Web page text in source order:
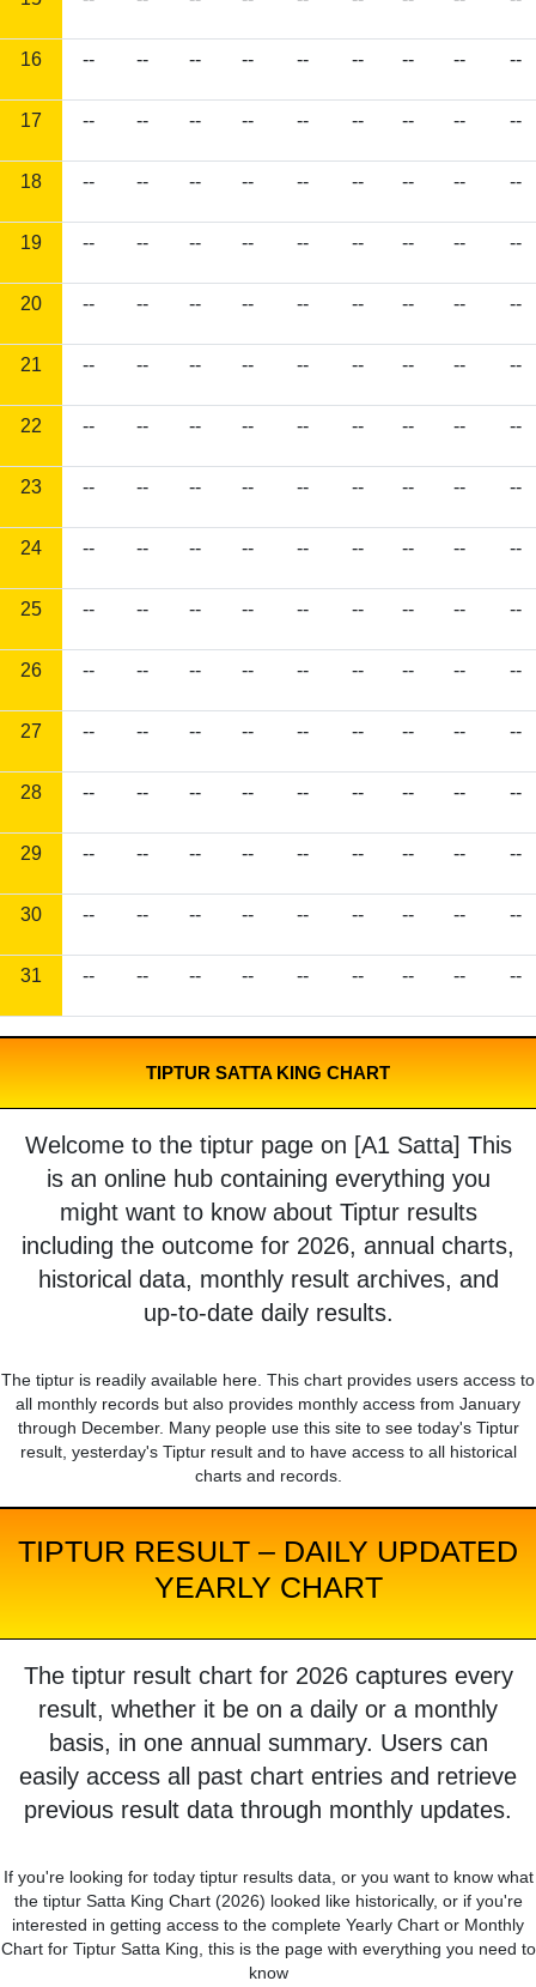
16 -- -- -- -- -- -- -- -- --
17 -- -- -- -- -- -- -- -- --
18 -- -- -- -- -- -- -- -- --
19 -- -- -- -- -- -- -- -- --
20 -- -- -- -- -- -- -- -- --
21 -- -- -- -- -- -- -- -- --
22 -- -- -- -- -- -- -- -- --
23 -- -- -- -- -- -- -- -- --
24 -- -- -- -- -- -- -- -- --
25 -- -- -- -- -- -- -- -- --
26 -- -- -- -- -- -- -- -- --
27 -- -- -- -- -- -- -- -- --
28 -- -- -- -- -- -- -- -- --
29 -- -- -- -- -- -- -- -- --
30 -- -- -- -- -- -- -- -- --
31 -- -- -- -- -- -- -- -- --
TIPTUR SATTA KING CHART
Welcome to the tiptur page on [A1 Satta] This
is an online hub containing everything you
might want to know about Tiptur results
including the outcome for 2026, annual charts,
historical data, monthly result archives, and
up-to-date daily results.
The tiptur is readily available here. This chart provides users access to
all monthly records but also provides monthly access from January
through December. Many people use this site to see today's Tiptur
result, yesterday's Tiptur result and to have access to all historical
charts and records.
TIPTUR RESULT – DAILY UPDATED
YEARLY CHART
The tiptur result chart for 2026 captures every
result, whether it be on a daily or a monthly
basis, in one annual summary. Users can
easily access all past chart entries and retrieve
previous result data through monthly updates.
If you're looking for today tiptur results data, or you want to know what
the tiptur Satta King Chart (2026) looked like historically, or if you're
interested in getting access to the complete Yearly Chart or Monthly
Chart for Tiptur Satta King, this is the page with everything you need to
know